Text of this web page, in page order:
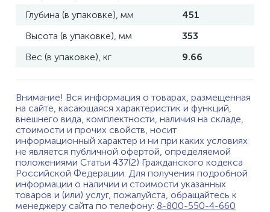
Глубина (в упаковке), мм
451
Высота (в упаковке), мм
353
Вес (в упаковке), кг
9.66
Внимание! Вся информация о товарах, размещенная
на сайте, касающаяся характеристик и функций,
внешнего вида, комплектности, наличия на складе,
стоимости и прочих свойств, носит
информационный характер и ни при каких условиях
не является публичной офертой, определяемой
положениями Статьи 437(2) Гражданского кодекса
Российской Федерации. Для получения подробной
информации о наличии и стоимости указанных
товаров и (или) услуг, пожалуйста, обращайтесь к
менеджеру сайта по телефону: 8-800-550-4-660